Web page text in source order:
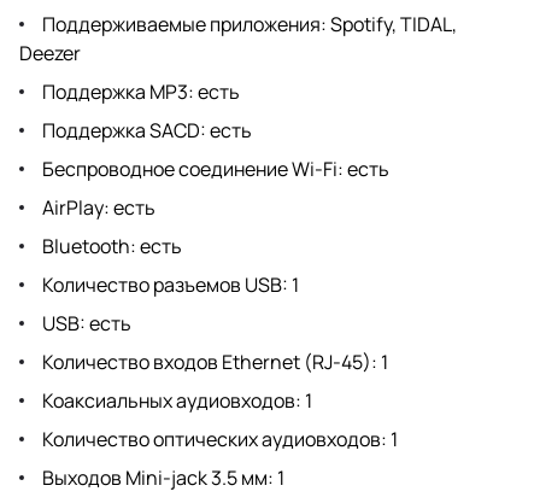
Поддерживаемые приложения: Spotify, TIDAL,
Deezer
Поддержка MP3: есть
Поддержка SACD: есть
Беспроводное соединение Wi-Fi: есть
AirPlay: есть
Bluetooth: есть
Количество разъемов USB: 1
USB: есть
Количество входов Ethernet (RJ-45): 1
Коаксиальных аудиовходов: 1
Количество оптических аудиовходов: 1
Выходов Mini-jack 3.5 мм: 1